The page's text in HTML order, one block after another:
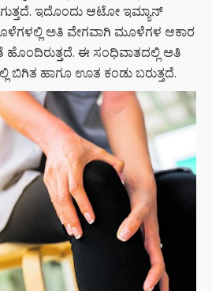
ಇದೊಂದು ಆಟೋ ಇಮ್ಯಾನ್
ಅತಿ ವೇಗವಾಗಿ ಮೂಳೆಗಳ ಆಕಾರ
ಈ ಸಂಧಿವಾತದಲ್ಲಿ ಅತಿ
ಬಿಗಿತ ಹಾಗೂ ಊತ ಕಂಡು ಬರುತ್ತದೆ.